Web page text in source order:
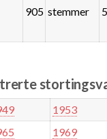
905 stemmer
1953
1969